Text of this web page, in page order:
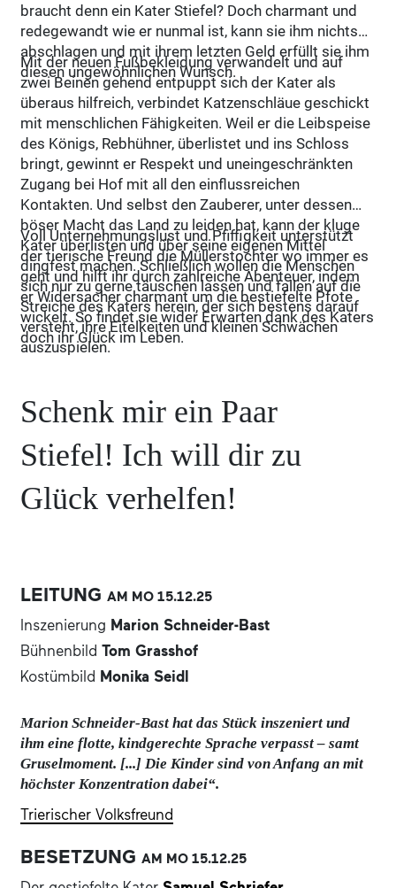
braucht denn ein Kater Stiefel? Doch charmant und
redegewandt wie er nunmal ist, kann sie ihm nichts
abschlagen und mit ihrem letzten Geld erfüllt sie ihm
diesen ungewöhnlichen Wunsch.
Mit der neuen Fußbekleidung verwandelt und auf
zwei Beinen gehend entpuppt sich der Kater als
überaus hilfreich, verbindet Katzenschläue geschickt
mit menschlichen Fähigkeiten. Weil er die Leibspeise
des Königs, Rebhühner, überlistet und ins Schloss
bringt, gewinnt er Respekt und uneingeschränkten
Zugang bei Hof mit all den einflussreichen
Kontakten. Und selbst den Zauberer, unter dessen
böser Macht das Land zu leiden hat, kann der kluge
Kater überlisten und über seine eigenen Mittel
dingfest machen. Schließlich wollen die Menschen
sich nur zu gerne täuschen lassen und fallen auf die
Streiche des Katers herein, der sich bestens darauf
versteht, ihre Eitelkeiten und kleinen Schwächen
auszuspielen.
Voll Unternehmungslust und Pfiffigkeit unterstützt
der tierische Freund die Müllerstochter wo immer es
geht und hilft ihr durch zahlreiche Abenteuer, indem
er Widersacher charmant um die bestiefelte Pfote
wickelt. So findet sie wider Erwarten dank des Katers
doch ihr Glück im Leben.
Schenk mir ein Paar
Stiefel! Ich will dir zu
Glück verhelfen!
LEITUNGAM MO15.12.25
Inszenierung Marion Schneider-Bast
Bühnenbild Tom Grasshof
Kostümbild Monika Seidl
Marion Schneider-Bast hat das Stück inszeniert und
ihm eine flotte, kindgerechte Sprache verpasst – samt
Gruselmoment. [...] Die Kinder sind von Anfang an mit
höchster Konzentration dabei“.
Trierischer Volksfreund
BESETZUNGAM MO15.12.25